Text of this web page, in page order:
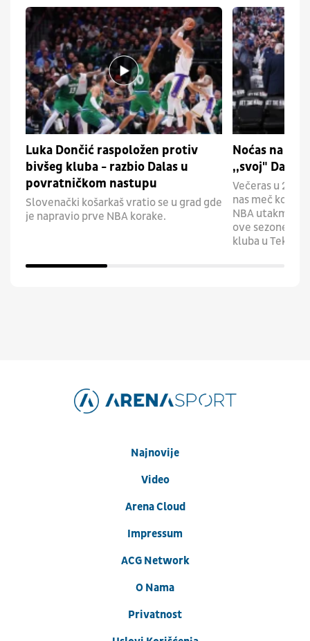
Luka Dončić raspoložen protiv
bivšeg kluba - razbio Dalas u
povratničkom nastupu
Slovenački košarkaš vratio se u grad gde
je napravio prve NBA korake.
Noćas na
,,svoj" Dalas
Večeras u 2.30
nas meč koji
NBA utakmicu
ove sezone
kluba u Teksasu
Najnovije
Video
Arena Cloud
Impressum
ACG Network
O Nama
Privatnost